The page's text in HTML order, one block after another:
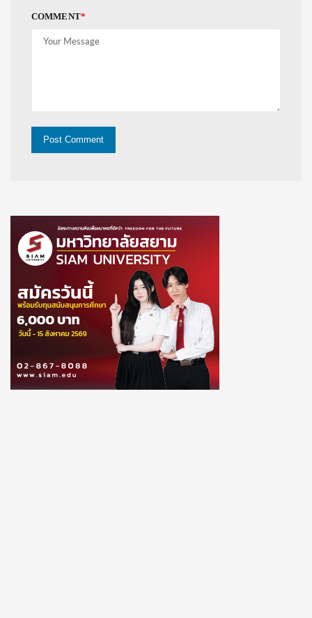
COMMENT*